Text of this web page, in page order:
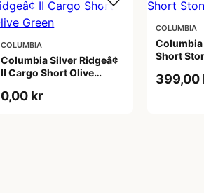
COLUMBIA
Columbia Silver Ridgeâ¢
II Cargo Short Olive
0,00 kr
COLUMBIA
Columbia
Short
399,00